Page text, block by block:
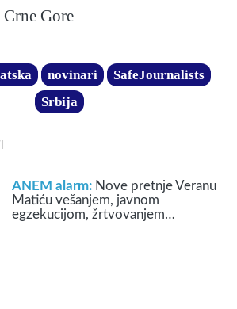
Gore
novinari
SafeJournalists
Srbija
ANEM alarm: Nove pretnje Veranu
Matiću vešanjem, javnom
egzekucijom, žrtvovanjem…